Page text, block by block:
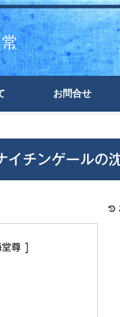
お問合せ
チンゲールの沈
尊 ]